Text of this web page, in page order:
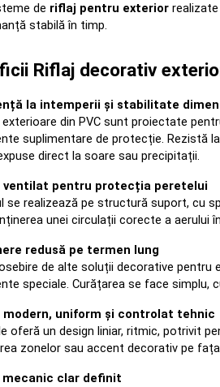
de riflaj pentru exterior
stabilă în timp.
Riflaj decorativ
la intemperii și stabilitate
exterioare din PVC sunt proiectate
suplimentare de protecție. Rezistă
direct la soare sau precipitații.
ventilat pentru protecția peretelui
se realizează pe structură suport, cu
unei circulații corecte a aerului
redusă pe termen lung
de alte soluții decorative pentru
speciale. Curățarea se face simplu,
modern, uniform și controlat tehnic
oferă un design liniar, ritmic, potrivit
zonelor sau accent decorativ pe
mecanic clar definit